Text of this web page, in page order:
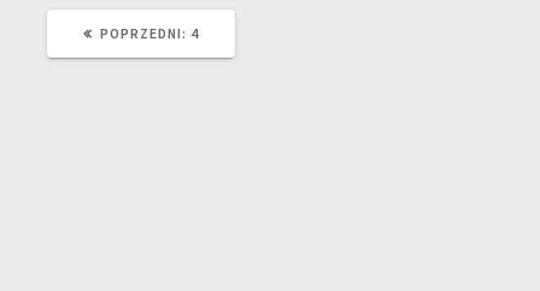
POPRZEDNI: 4